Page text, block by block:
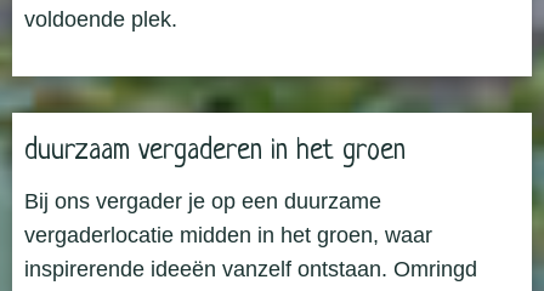
voldoende plek.
duurzaam vergaderen in het groen
Bij ons vergader je op een duurzame
vergaderlocatie midden in het groen, waar
inspirerende ideeën vanzelf ontstaan. Omringd